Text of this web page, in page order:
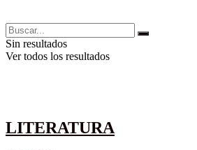
Sin resultados
Ver todos los resultados
LITERATURA